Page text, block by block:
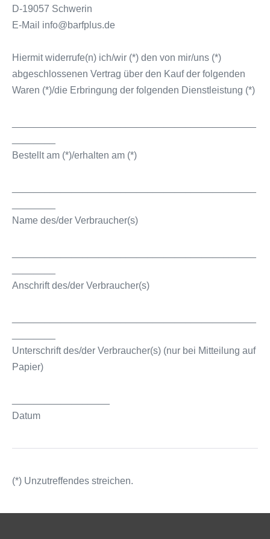
D-19057 Schwerin
E-Mail info@barfplus.de
Hiermit widerrufe(n) ich/wir (*) den von mir/uns (*)
abgeschlossenen Vertrag über den Kauf der folgenden
Waren (*)/die Erbringung der folgenden Dienstleistung (*)
Bestellt am (*)/erhalten am (*)
Name des/der Verbraucher(s)
Anschrift des/der Verbraucher(s)
Unterschrift des/der Verbraucher(s) (nur bei Mitteilung auf
Papier)
Datum
(*) Unzutreffendes streichen.